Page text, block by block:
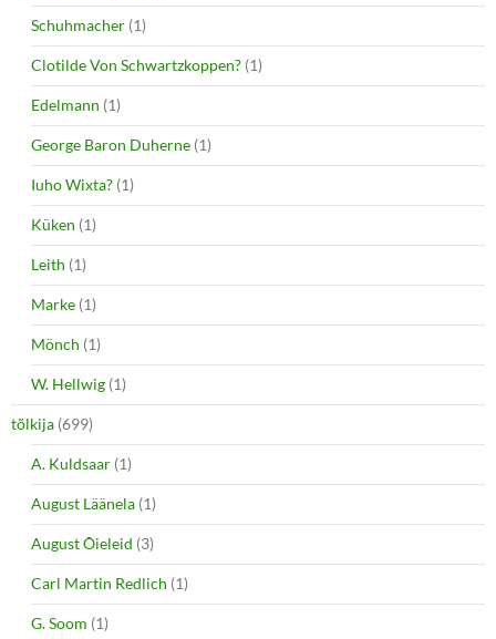
Schuhmacher (1)
Clotilde Von Schwartzkoppen? (1)
Edelmann (1)
George Baron Duherne (1)
Iuho Wixta? (1)
Küken (1)
Leith (1)
Marke (1)
Mönch (1)
W. Hellwig (1)
tõlkija (699)
A. Kuldsaar (1)
August Läänela (1)
August Õieleid (3)
Carl Martin Redlich (1)
G. Soom (1)